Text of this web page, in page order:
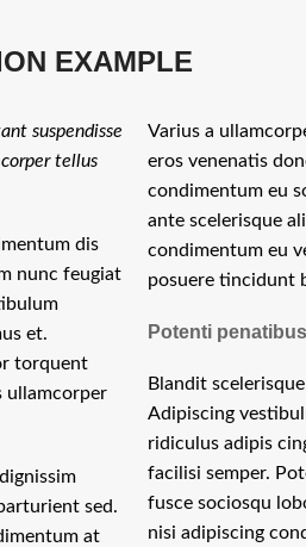
EXAMPLE
suspendisse
tellus
dis
nunc feugiat
et.
torquent
ullamcorper
sed.
at
Varius a
eros venenatis
condimentum eu
ante scelerisque
condimentum eu
posuere tincidunt
Potenti
Blandit
Adipiscing
ridiculus adipis
facilisi semper.
fusce sociosqu
nisi adipiscing